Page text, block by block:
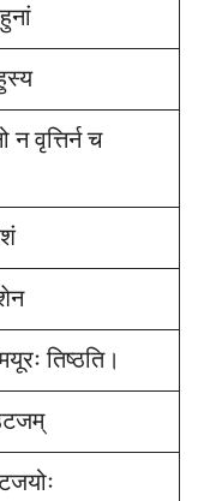
वृत्तिर्न च
तिष्ठति।